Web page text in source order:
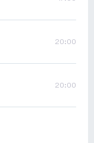
20:00
20:00